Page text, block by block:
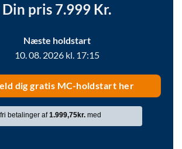
Din pris 7.999 Kr.
Næste holdstart
10. 08. 2026 kl. 17:15
dig gratis MC-holdstart her